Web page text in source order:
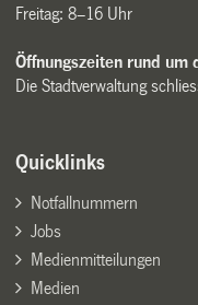
Freitag: 8–16 Uhr
Öffnungszeiten rund um
Die Stadtverwaltung
Quicklinks
Notfallnummern
Jobs
Medienmitteilungen
Medien